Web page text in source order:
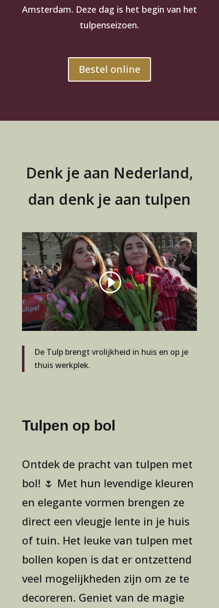
Amsterdam. Deze dag is het begin van het
tulpenseizoen.
Bestel online
Denk je aan Nederland,
dan denk je aan tulpen
De Tulp brengt vrolijkheid in huis en op je
thuis werkplek.
Tulpen op bol
Ontdek de pracht van tulpen met
bol! 🌷 Met hun levendige kleuren
en elegante vormen brengen ze
direct een vleugje lente in je huis
of tuin. Het leuke van tulpen met
bollen kopen is dat er ontzettend
veel mogelijkheden zijn om ze te
decoreren. Geniet van de magie